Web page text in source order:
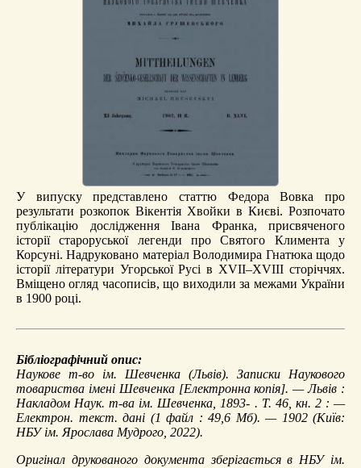
У випуску представлено статтю Федора Вовка про
результати розкопок Вікентія Хвойки в Києві. Розпочато
публікацію дослідження Івана Франка, присвяченого
історії староруської легенди про Святого Климента у
Корсуні. Надруковано матеріал Володимира Гнатюка щодо
історії літератури Угорської Русі в XVII–XVIII сторіччях.
Вміщено огляд часописів, що виходили за межами України
в 1900 році.
Бібліографічний опис:
Наукове т-во ім. Шевченка (Львів). Записки Наукового
товариства імені Шевченка[Електронна копія]. — Львів :
Накладом Наук. т-ва ім. Шевченка, 1893- . Т. 46, кн. 2 : —
Електрон. текст. дані (1 файл : 49,6 Мб). — 1902 (Київ:
НБУ ім. Ярослава Мудрого, 2022).
Оригінал друкованого документа зберігається в НБУ ім.